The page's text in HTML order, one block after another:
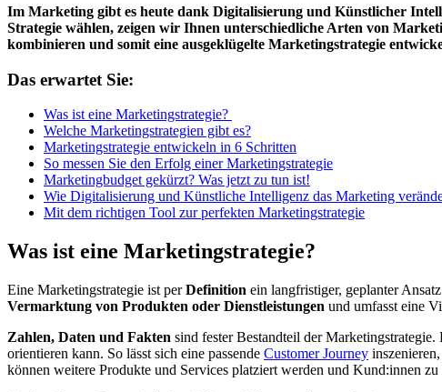
Im Marketing gibt es heute dank Digitalisierung und Künstlicher
Strategie wählen, zeigen wir Ihnen unterschiedliche Arten von
kombinieren und somit eine ausgeklügelte Marketingstrategie
Das erwartet Sie:
Was ist eine Marketingstrategie?
Welche Marketingstrategien gibt es?
Marketingstrategie entwickeln in 6 Schritten
So messen Sie den Erfolg einer Marketingstrategie
Marketingbudget gekürzt? Was jetzt zu tun ist!
Wie Digitalisierung und Künstliche Intelligenz das Marketing
Mit dem richtigen Tool zur perfekten Marketingstrategie
Was ist eine Marketingstrategie?
Eine Marketingstrategie ist perDefinition ein langfristiger, geplanter
Vermarktung von Produkten oder Dienstleistungen und umfasst eine
Zahlen, Daten und Fakten sind fester Bestandteil der
orientieren kann. So lässt sich eine passende Customer Journey
können weitere Produkte und Services platziert werden und Kund:innen